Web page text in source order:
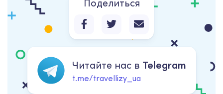
Поделиться
Читайте нас в Telegram
t.me/travellizy_ua